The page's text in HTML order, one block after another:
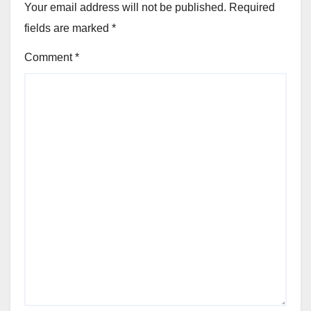
Your email address will not be published. Required
fields are marked *
Comment*